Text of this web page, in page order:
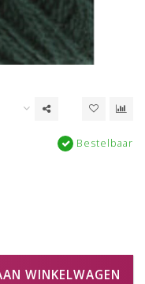
Bestelbaar
WINKELWAGEN